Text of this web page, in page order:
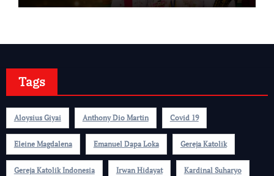
Tags
Aloysius Giyai Anthony Dio Martin Covid 19
Eleine Magdalena Emanuel Dapa Loka Gereja Katolik
Gereja Katolik Indonesia Irwan Hidayat Kardinal Suharyo